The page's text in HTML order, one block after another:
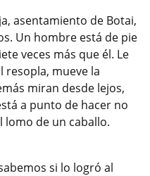
asentamiento de Botai,
Un hombre está de pie
veces más que él. Le
resopla, mueve la
miran desde lejos,
a punto de hacer no
lomo de un caballo.
si lo logró al